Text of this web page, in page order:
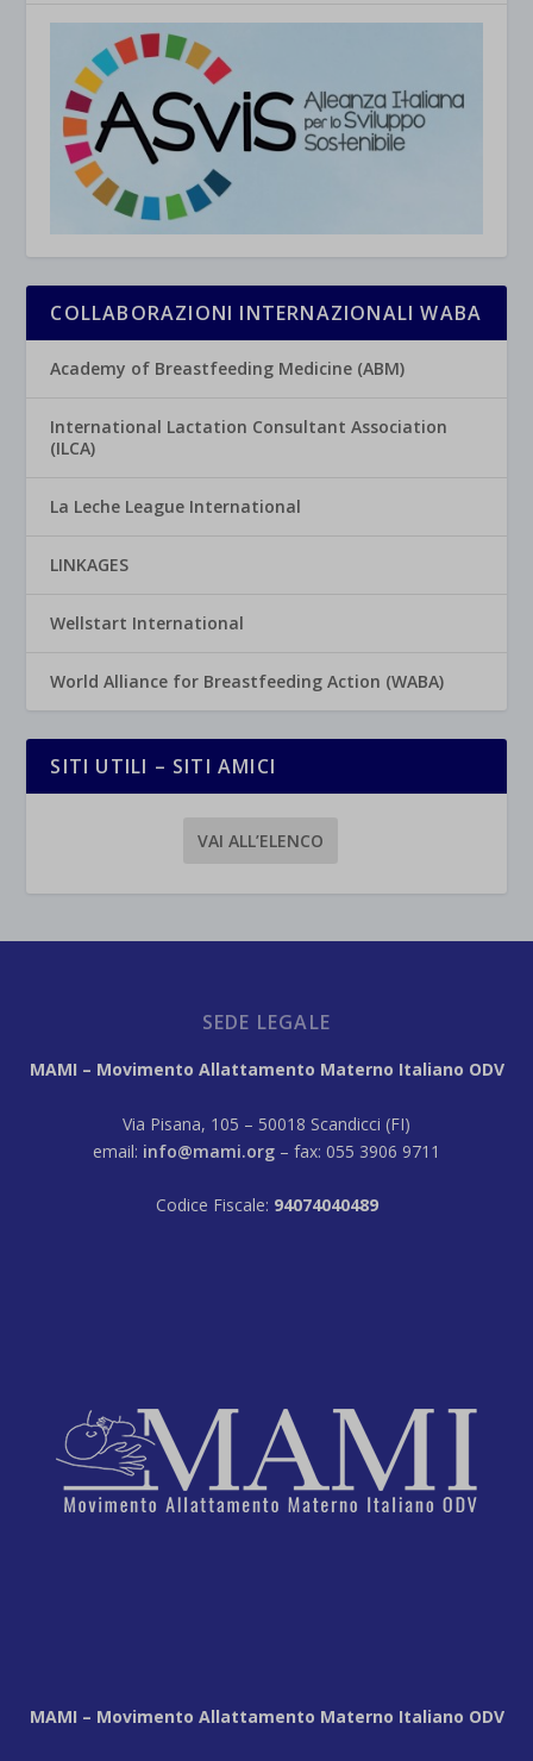
COLLABORAZIONI INTERNAZIONALI WABA
Academy of Breastfeeding Medicine (ABM)
International Lactation Consultant Association
(ILCA)
La Leche League International
LINKAGES
Wellstart International
World Alliance for Breastfeeding Action (WABA)
SITI UTILI – SITI AMICI
VAI ALL’ELENCO
SEDE LEGALE
MAMI – Movimento Allattamento Materno Italiano ODV
Via Pisana, 105 – 50018 Scandicci (FI)
email: info@mami.org – fax: 055 3906 9711
Codice Fiscale: 94074040489
MAMI – Movimento Allattamento Materno Italiano ODV